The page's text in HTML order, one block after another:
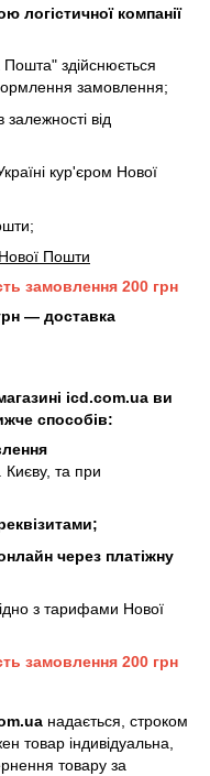
логістичної компанії
здійснюється
замовлення;
від
кур'єром Нової
Пошти
замовлення 200 грн
— доставка
icd.com.ua ви
способів:
та при
через платіжну
з тарифами Нової
замовлення 200 грн
надається, строком
товар індивідуальна,
товару за